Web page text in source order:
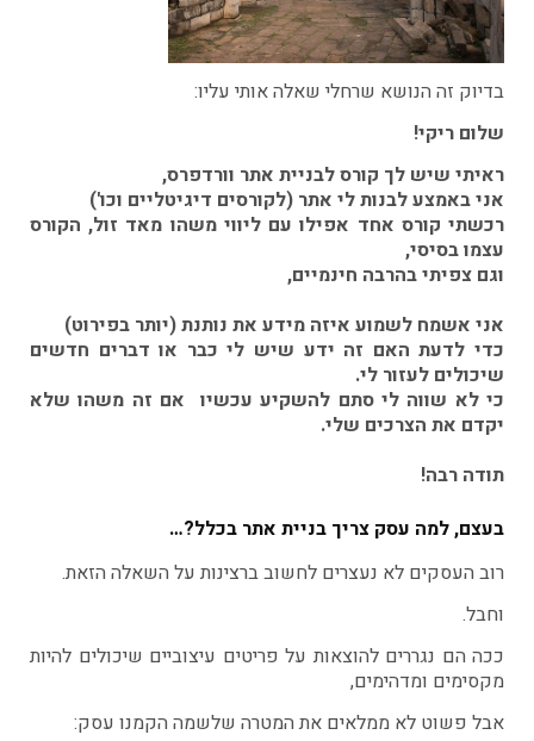
בדיוק זה הנושא שרחלי שאלה אותי עליו:
שלום ריקי!
ראיתי שיש לך קורס לבניית אתר וורדפרס,
אני באמצע לבנות לי אתר (לקורסים דיגיטליים וכו')
רכשתי קורס אחד אפילו עם ליווי משהו מאד זול, הקורס
עצמו בסיסי,
וגם צפיתי בהרבה חינמיים,
אני אשמח לשמוע איזה מידע את נותנת (יותר בפירוט)
כדי לדעת האם זה ידע שיש לי כבר או דברים חדשים
שיכולים לעזור לי.
כי לא שווה לי סתם להשקיע עכשיו אם זה משהו שלא
יקדם את הצרכים שלי.
תודה רבה!
בעצם, למה עסק צריך בניית אתר בכלל?…
רוב העסקים לא נעצרים לחשוב ברצינות על השאלה הזאת.
וחבל.
ככה הם נגררים להוצאות על פריטים עיצוביים שיכולים להיות
מקסימים ומדהימים,
אבל פשוט לא ממלאים את המטרה שלשמה הקמנו עסק: